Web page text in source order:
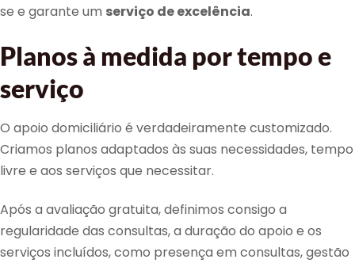
se e garante um serviço de excelência.
Planos à medida por tempo e
serviço
O apoio domiciliário é verdadeiramente customizado.
Criamos planos adaptados às suas necessidades, tempo
livre e aos serviços que necessitar.
Após a avaliação gratuita, definimos consigo a
regularidade das consultas, a duração do apoio e os
serviços incluídos, como presença em consultas, gestão